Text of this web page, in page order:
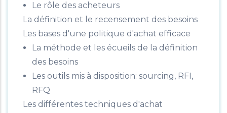
Le rôle des acheteurs
La définition et le recensement des besoins
Les bases d'une politique d'achat efficace
La méthode et les écueils de la définition
des besoins
Les outils mis à disposition: sourcing, RFI,
RFQ
Les différentes techniques d'achat